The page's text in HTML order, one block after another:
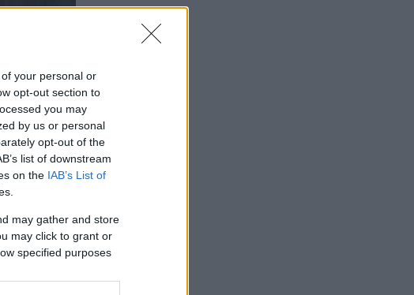
your personal or
opt-out section to
you may
by us or personal
opt-out of the
list of downstream
on the IAB’s List of
may gather and store
may click to grant or
specified purposes